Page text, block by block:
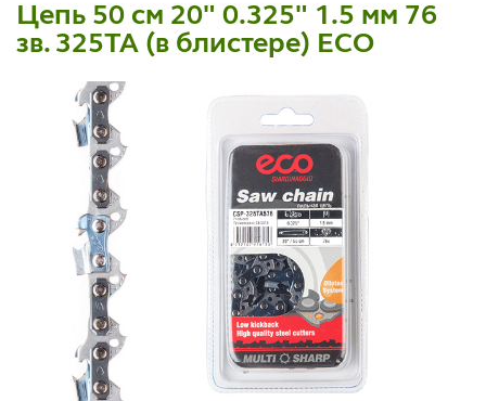
Цепь 50 см 20" 0.325" 1.5 мм 76
зв. 325TA (в блистере) ECO